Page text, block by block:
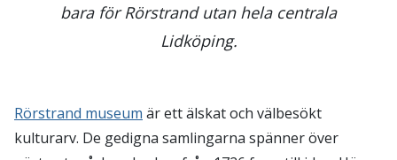
bara för Rörstrand utan hela centrala
Lidköping.
Rörstrand museum är ett älskat och välbesökt
kulturarv. De gedigna samlingarna spänner över